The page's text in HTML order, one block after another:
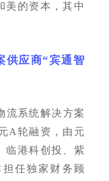
美的资本，其中
供应商“宾通智
流系统解决方案
A轮融资，由元
临港科创投、紫
任独家财务顾